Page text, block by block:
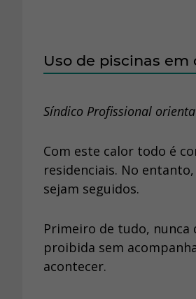
Uso de piscinas em
Síndico Profissional
Com este calor todo é
residenciais. No
sejam seguidos.
Primeiro de tudo, nunca
proibida sem
acontecer.